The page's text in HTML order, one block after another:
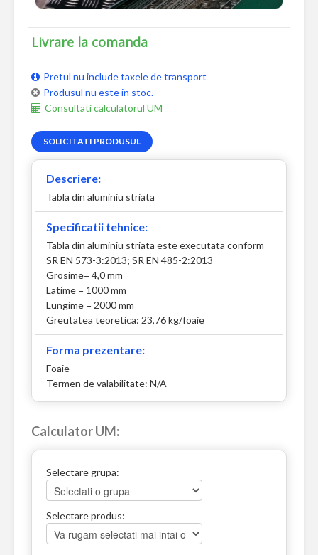
Livrare la comanda
Pretul nu include taxele de transport
Produsul nu este in stoc.
Consultati calculatorul UM
SOLICITATI PRODUSUL
Descriere:
Tabla din aluminiu striata
Specificatii tehnice:
Tabla din aluminiu striata este executata conform
SR EN 573-3:2013; SR EN 485-2:2013
Grosime= 4,0 mm
Latime = 1000 mm
Lungime = 2000 mm
Greutatea teoretica: 23,76 kg/foaie
Forma prezentare:
Foaie
Termen de valabilitate: N/A
Calculator UM:
Selectare grupa:
Selectare produs: